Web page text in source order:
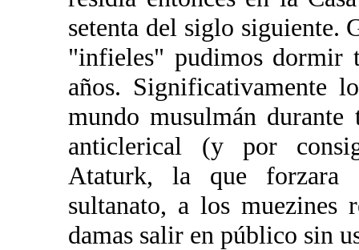
setenta del siglo siguiente.
"infieles" pudimos dormir
años. Significativamente
mundo musulmán
anticlerical (y por
Ataturk, la que forzara
sultanato, a los muezines
damas salir en público sin